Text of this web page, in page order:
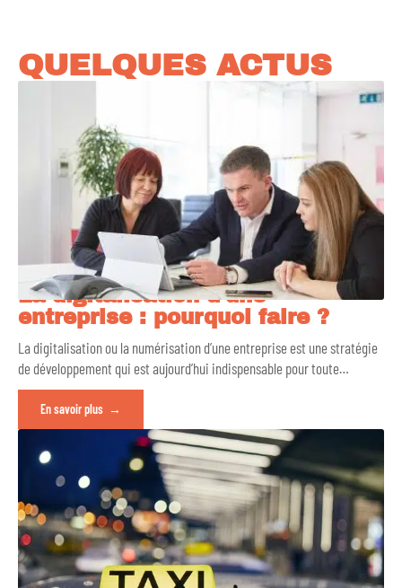
QUELQUES ACTUS
La digitalisation d’une
entreprise : pourquoi faire ?
La digitalisation ou la numérisation d’une entreprise est une stratégie
de développement qui est aujourd’hui indispensable pour toute…
En savoir plus